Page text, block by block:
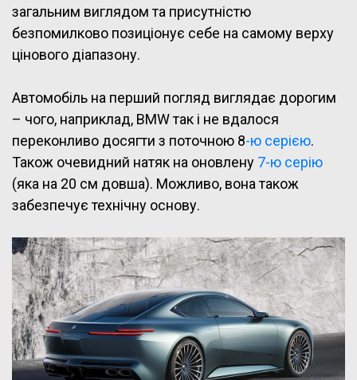
загальним виглядом та присутністю
безпомилково позиціонує себе на самому верху
цінового діапазону.
Автомобіль на перший погляд виглядає дорогим
– чого, наприклад, BMW так і не вдалося
переконливо досягти з поточною 8-ю серією.
Також очевидний натяк на оновлену 7-ю серію
(яка на 20 см довша). Можливо, вона також
забезпечує технічну основу.